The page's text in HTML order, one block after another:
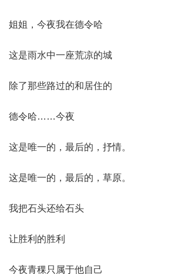
姐姐，今夜我在德令哈
这是雨水中一座荒凉的城
除了那些路过的和居住的
德令哈……今夜
这是唯一的，最后的，抒情。
这是唯一的，最后的，草原。
我把石头还给石头
让胜利的胜利
今夜青稞只属于他自己